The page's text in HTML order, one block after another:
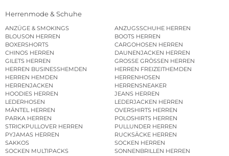
Herrenmode & Schuhe
ANZÜGE & SMOKINGS
ANZUGSSCHUHE HERREN
BLOUSON HERREN
BOOTS HERREN
BOXERSHORTS
CARGOHOSEN HERREN
CHINOS HERREN
DAUNENJACKEN HERREN
GILETS HERREN
GROSSE GRÖSSEN HERREN
HERREN BUSINESSHEMDEN
HERREN FREIZEITHEMDEN
HERREN HEMDEN
HERRENHOSEN
HERRENJACKEN
HERRENSNEAKER
HOODIES HERREN
JEANS HERREN
LEDERHOSEN
LEDERJACKEN HERREN
MÄNTEL HERREN
OVERSHIRTS HERREN
PARKA HERREN
POLOSHIRTS HERREN
STRICKPULLOVER HERREN
PULLUNDER HERREN
PYJAMAS HERREN
RUCKSÄCKE HERREN
SAKKOS
SOCKEN HERREN
SOCKEN MULTIPACKS
SONNENBRILLEN HERREN